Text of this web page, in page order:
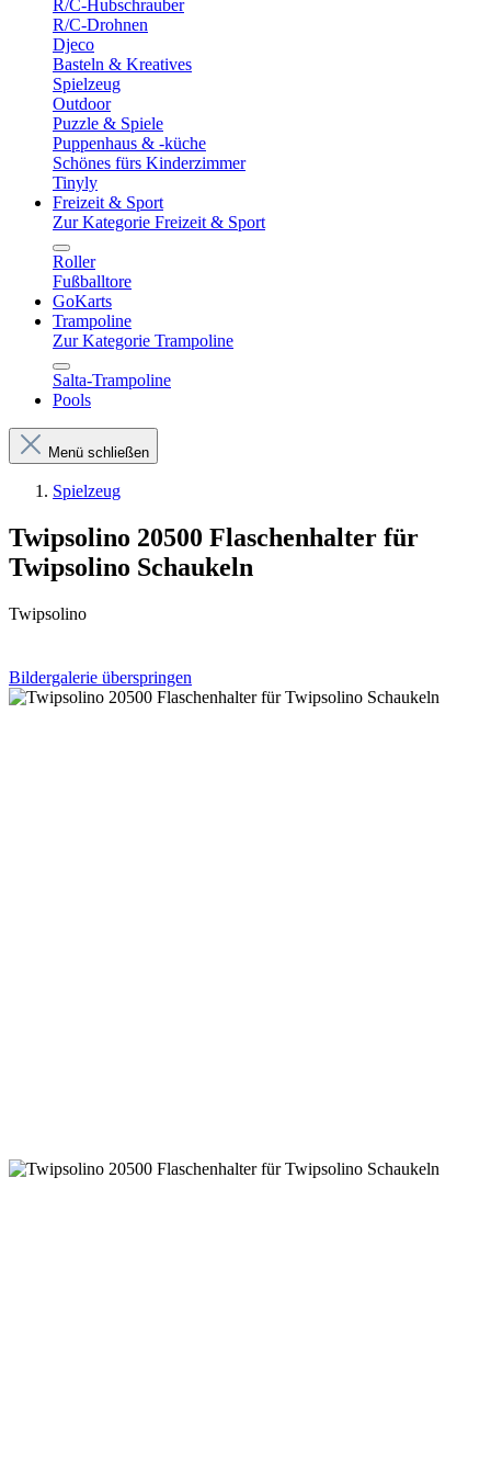
R/C-Hubschrauber
R/C-Drohnen
Djeco
Basteln & Kreatives
Spielzeug
Outdoor
Puzzle & Spiele
Puppenhaus & -küche
Schönes fürs Kinderzimmer
Tinyly
Freizeit & Sport
Zur Kategorie Freizeit & Sport
Roller
Fußballtore
GoKarts
Trampoline
Zur Kategorie Trampoline
Salta-Trampoline
Pools
Menü schließen
Spielzeug
Twipsolino 20500 Flaschenhalter für
Twipsolino Schaukeln
Twipsolino
Bildergalerie überspringen